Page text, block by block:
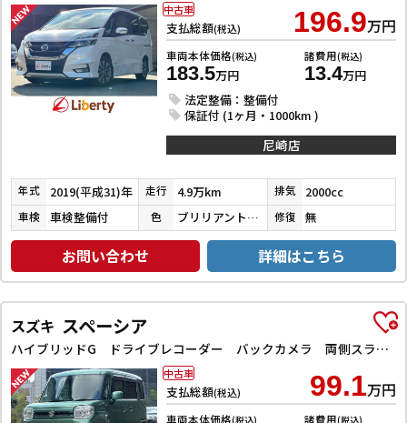
支払総額(税込) 196.9万円
車両本体価格(税込)
183.5万円
諸費用(税込)
13.4万円
法定整備：整備付
保証付 (1ヶ月・1000km )
中古車
尼崎店
年式 2019(平成31)年 走行 4.9万km 排気 2000cc
車検 車検整備付 色 ブリリアントホワイトパール３コートパール 修復 無
お問い合わせ 詳細はこちら
スズキ スペーシア
ハイブリッドG ドライブレコーダー バックカメラ 両側スライドドア ナビ TV スマートキー アイドリングストップ 電動格納ミラー ベンチシート CVT ESC CD DVD再生 Bluetooth エアコン
支払総額(税込) 99.1万円
車両本体価格(税込) 諸費用(税込)
中古車